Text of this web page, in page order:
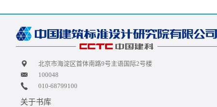
北京市海淀区首体南路9号主语国际2号楼
100048
010-68799100
关于书库